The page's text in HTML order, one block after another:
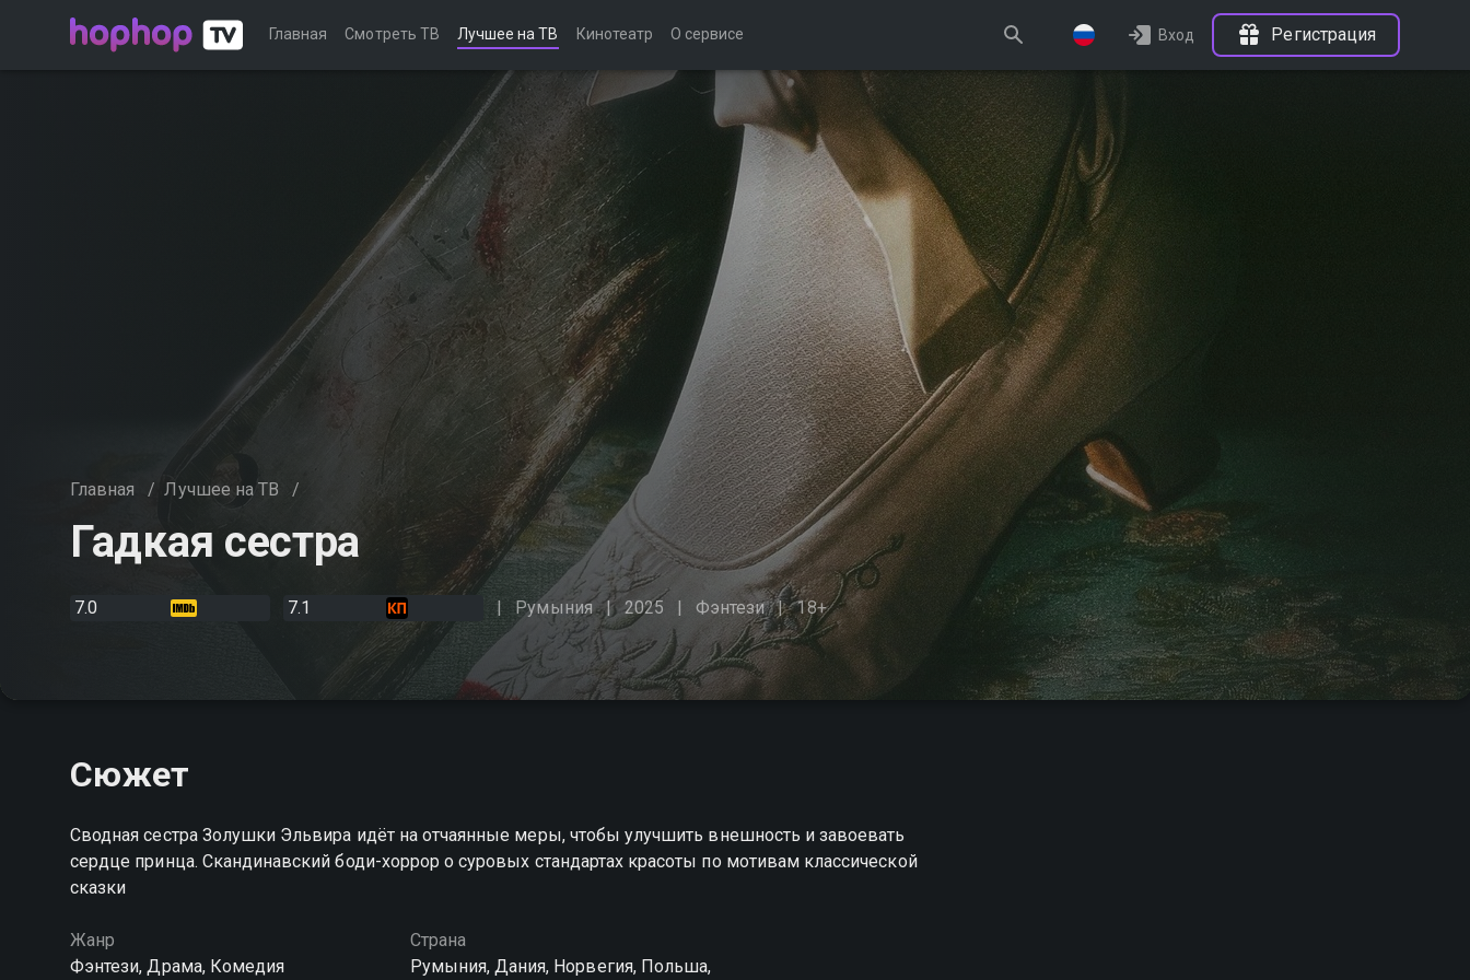
Главная Смотреть ТВ Лучшее на ТВ Кинотеатр О сервисе Вход Регистрация
Главная / Лучшее на ТВ /
Гадкая сестра
7.0 7.1 Румыния 2025 Фэнтези 18+
Сюжет
Сводная сестра Золушки Эльвира идёт на отчаянные меры, чтобы улучшить внешность и завоевать
сердце принца. Скандинавский боди-хоррор о суровых стандартах красоты по мотивам классической
сказки
Жанр
Фэнтези, Драма, Комедия
Страна
Румыния, Дания, Норвегия, Польша,